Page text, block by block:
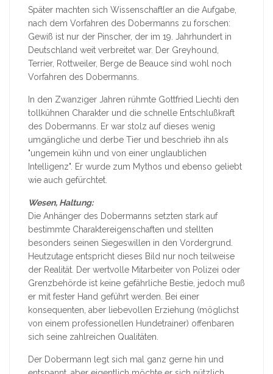
Später machten sich Wissenschaftler an die Aufgabe,
nach dem Vorfahren des Dobermanns zu forschen:
Gewiß ist nur der Pinscher, der im 19. Jahrhundert in
Deutschland weit verbreitet war. Der Greyhound,
Terrier, Rottweiler, Berge de Beauce sind wohl noch
Vorfahren des Dobermanns.
In den Zwanziger Jahren rühmte Gottfried Liechti den
tollkühnen Charakter und die schnelle Entschlußkraft
des Dobermanns. Er war stolz auf dieses wenig
umgängliche und derbe Tier und beschrieb ihn als
"ungemein kühn und von einer unglaublichen
Intelligenz". Er wurde zum Mythos und ebenso geliebt
wie auch gefürchtet.
Wesen, Haltung:
Die Anhänger des Dobermanns setzten stark auf
bestimmte Charaktereigenschaften und stellten
besonders seinen Siegeswillen in den Vordergrund.
Heutzutage entspricht dieses Bild nur noch teilweise
der Realität. Der wertvolle Mitarbeiter von Polizei oder
Grenzbehörde ist keine gefährliche Bestie, jedoch muß
er mit fester Hand geführt werden. Bei einer
konsequenten, aber liebevollen Erziehung (möglichst
von einem professionellen Hundetrainer) offenbaren
sich seine zahlreichen Qualitäten.
Der Dobermann legt sich mal ganz gerne hin und